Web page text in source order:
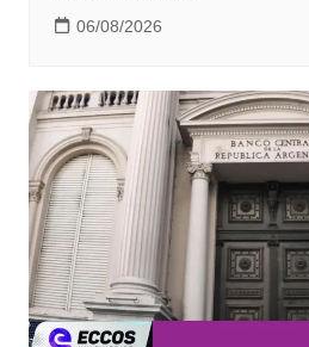
06/08/2026